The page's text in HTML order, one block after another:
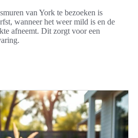
van York te bezoeken is
wanneer het weer mild is en de
afneemt. Dit zorgt voor een